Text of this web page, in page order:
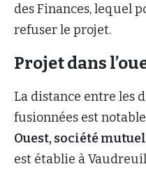
des Finances, lequel
refuser le projet.
Projet dans
La distance entre les
fusionnées est
Ouest, société
est établie à